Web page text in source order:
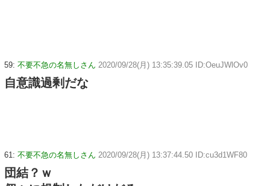
59: 不要不急の名無しさん 2020/09/28(月) 13:35:39.05 ID:OeuJWlOv0
自意識過剰だな
61: 不要不急の名無しさん 2020/09/28(月) 13:37:44.50 ID:cu3d1WF80
団結？ｗ